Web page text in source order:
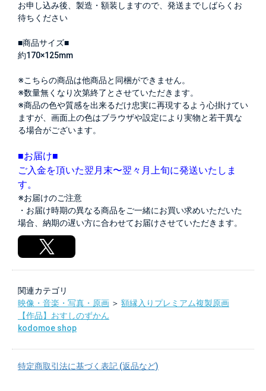
お申し込み後、製造・額装しますので、発送までしばらくお
待ちください
■商品サイズ■
約170×125mm
※こちらの商品は他商品と同梱ができません。
※数量無くなり次第終了とさせていただきます。
※商品の色や質感を出来るだけ忠実に再現するよう心掛けてい
ますが、画面上の色はブラウザや設定により実物と若干異な
る場合がございます。
■お届け■
ご入金を頂いた翌月末〜翌々月上旬に発送いたしま
す。
※お届けのご注意
・お届け時期の異なる商品をご一緒にお買い求めいただいた
場合、納期の遅い方に合わせてお届けさせていただきます。
関連カテゴリ
映像・音楽・写真・原画 ＞ 額縁入りプレミアム複製原画
【作品】おすしのずかん
kodomoe shop
特定商取引法に基づく表記 (返品など)